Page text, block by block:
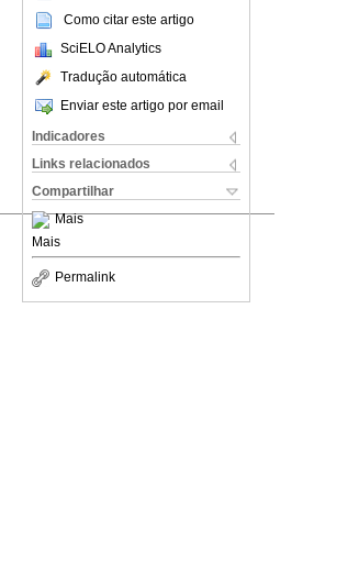
Como citar este artigo
SciELO Analytics
Tradução automática
Enviar este artigo por email
Indicadores
Links relacionados
Compartilhar
Mais
Mais
Permalink